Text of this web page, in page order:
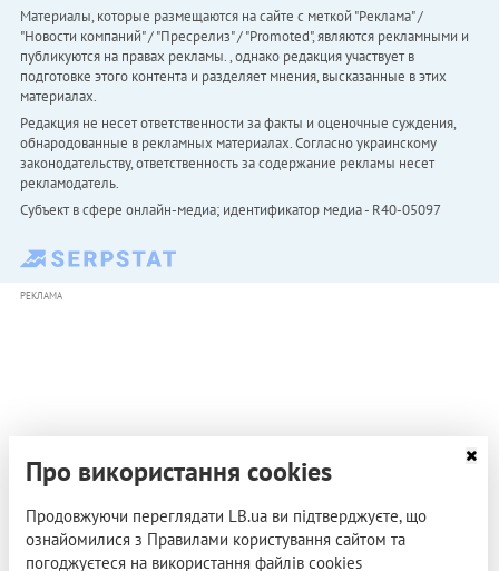
Материалы, которые размещаются на сайте с меткой "Реклама" /
"Новости компаний" / "Пресрелиз" / "Promoted", являются рекламными и
публикуются на правах рекламы. , однако редакция участвует в
подготовке этого контента и разделяет мнения, высказанные в этих
материалах.
Редакция не несет ответственности за факты и оценочные суждения,
обнародованные в рекламных материалах. Согласно украинскому
законодательству, ответственность за содержание рекламы несет
рекламодатель.
Субъект в сфере онлайн-медиа; идентификатор медиа - R40-05097
РЕКЛАМА
Про використання cookies
Продовжуючи переглядати LB.ua ви підтверджуєте, що
ознайомилися з Правилами користування сайтом та
погоджуєтеся на використання файлів cookies